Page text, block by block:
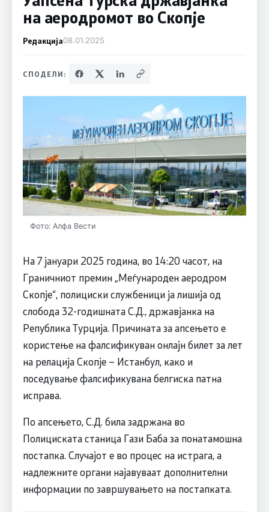
на аеродромот во Скопје
Редакција08.01.2025
СПОДЕЛИ:
Фото: Алфа Вести
На 7 јануари 2025 година, во 14:20 часот, на
Граничниот премин „Меѓународен аеродром
Скопје“, полициски службеници ја лишија од
слобода 32-годишната С.Д., државјанка на
Република Турција. Причината за апсењето е
користење на фалсификуван онлајн билет за лет
на релација Скопје – Истанбул, како и
поседување фалсификувана белгиска патна
исправа.
По апсењето, С.Д. била задржана во
Полициската станица Гази Баба за понатамошна
постапка. Случајот е во процес на истрага, а
надлежните органи најавуваат дополнителни
информации по завршувањето на постапката.